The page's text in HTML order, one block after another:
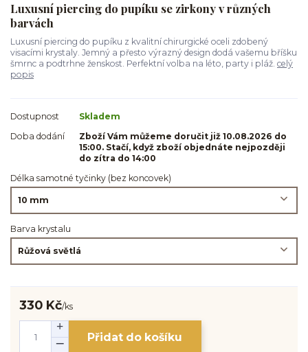
Luxusní piercing do pupíku se zirkony v různých
barvách
Luxusní piercing do pupíku z kvalitní chirurgické oceli zdobený
visacími krystaly. Jemný a přesto výrazný design dodá vašemu bříšku
šmrnc a podtrhne ženskost. Perfektní volba na léto, party i pláž. celý
popis
Dostupnost
Skladem
Doba dodání
Zboží Vám můžeme doručit již 10.08.2026 do
15:00. Stačí, když zboží objednáte nejpozději
do zítra do 14:00
Délka samotné tyčinky (bez koncovek)
Barva krystalu
330 Kč/ks
Přidat do košíku